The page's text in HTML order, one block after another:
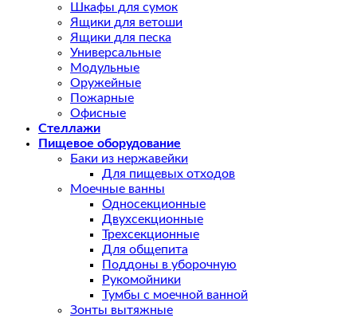
Шкафы для сумок
Ящики для ветоши
Ящики для песка
Универсальные
Модульные
Оружейные
Пожарные
Офисные
Стеллажи
Пищевое оборудование
Баки из нержавейки
Для пищевых отходов
Моечные ванны
Односекционные
Двухсекционные
Трехсекционные
Для общепита
Поддоны в уборочную
Рукомойники
Тумбы с моечной ванной
Зонты вытяжные